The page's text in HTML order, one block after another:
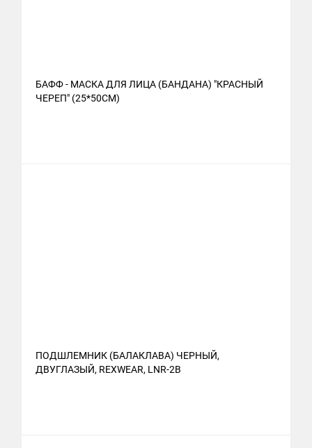
БАФФ - МАСКА ДЛЯ ЛИЦА (БАНДАНА) "КРАСНЫЙ
ЧЕРЕП" (25*50СМ)
ПОДШЛЕМНИК (БАЛАКЛАВА) ЧЕРНЫЙ,
ДВУГЛАЗЫЙ, REXWEAR, LNR-2B